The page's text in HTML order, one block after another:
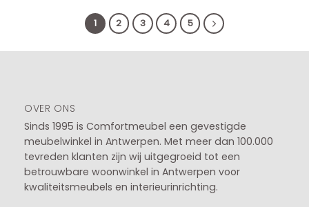
1 2 3 4 5
OVER ONS
Sinds 1995 is Comfortmeubel een gevestigde
meubelwinkel in Antwerpen. Met meer dan 100.000
tevreden klanten zijn wij uitgegroeid tot een
betrouwbare woonwinkel in Antwerpen voor
kwaliteitsmeubels en interieurinrichting.